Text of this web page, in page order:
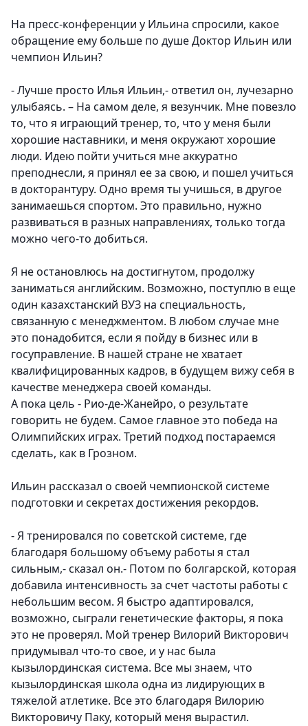
На пресс-конференции у Ильина спросили, какое
обращение ему больше по душе Доктор Ильин или
чемпион Ильин?
- Лучше просто Илья Ильин,- ответил он, лучезарно
улыбаясь. – На самом деле, я везунчик. Мне повезло
то, что я играющий тренер, то, что у меня были
хорошие наставники, и меня окружают хорошие
люди. Идею пойти учиться мне аккуратно
преподнесли, я принял ее за свою, и пошел учиться
в докторантуру. Одно время ты учишься, в другое
занимаешься спортом. Это правильно, нужно
развиваться в разных направлениях, только тогда
можно чего-то добиться.
Я не остановлюсь на достигнутом, продолжу
заниматься английским. Возможно, поступлю в еще
один казахстанский ВУЗ на специальность,
связанную с менеджментом. В любом случае мне
это понадобится, если я пойду в бизнес или в
госуправление. В нашей стране не хватает
квалифицированных кадров, в будущем вижу себя в
качестве менеджера своей команды.
А пока цель - Рио-де-Жанейро, о результате
говорить не будем. Самое главное это победа на
Олимпийских играх. Третий подход постараемся
сделать, как в Грозном.
Ильин рассказал о своей чемпионской системе
подготовки и секретах достижения рекордов.
- Я тренировался по советской системе, где
благодаря большому объему работы я стал
сильным,- сказал он.- Потом по болгарской, которая
добавила интенсивность за счет частоты работы с
небольшим весом. Я быстро адаптировался,
возможно, сыграли генетические факторы, я пока
это не проверял. Мой тренер Вилорий Викторович
придумывал что-то свое, и у нас была
кызылординская система. Все мы знаем, что
кызылординская школа одна из лидирующих в
тяжелой атлетике. Все это благодаря Вилорию
Викторовичу Паку, который меня вырастил.